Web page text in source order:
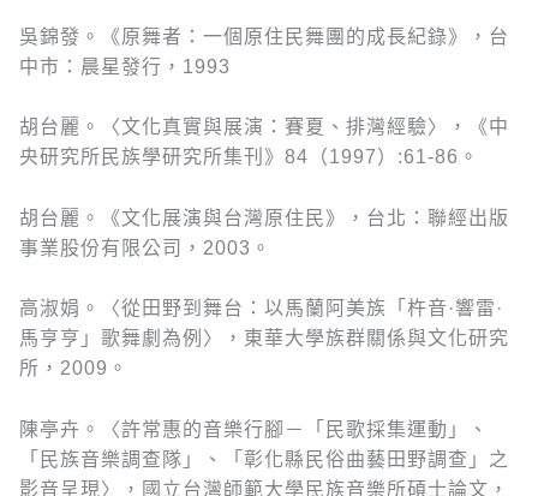
吳錦發。《原舞者：一個原住民舞團的成長紀錄》，台
中市：晨星發行，1993
胡台麗。〈文化真實與展演：賽夏、排灣經驗〉，《中
央研究所民族學研究所集刊》84（1997）:61-86。
胡台麗。《文化展演與台灣原住民》，台北：聯經出版
事業股份有限公司，2003。
高淑娟。〈從田野到舞台：以馬蘭阿美族「杵音·響雷·
馬亨亨」歌舞劇為例〉，東華大學族群關係與文化研究
所，2009。
陳亭卉。〈許常惠的音樂行腳－「民歌採集運動」、
「民族音樂調查隊」、「彰化縣民俗曲藝田野調查」之
影音呈現〉，國立台灣師範大學民族音樂所碩士論文，